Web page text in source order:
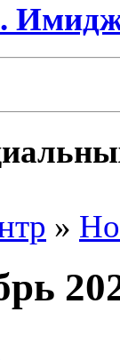
»